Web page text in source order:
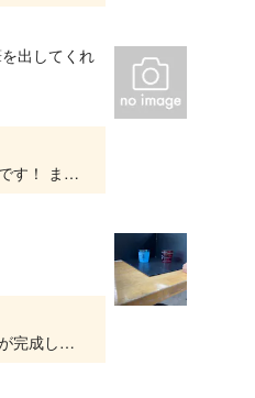
出してくれ
この度はご来店いただきありがとうございます。 楽しいひと時をお過ごし頂けたら幸いです！ また機会がありましたら是非お立ち寄りください。お待ちしております！
この度はご来店いただきありがとうございます。 好きなデザインを選んで、素敵な作品が完成しましたね！ また機会があれば是非お立ち寄りください。 お待ちしております。